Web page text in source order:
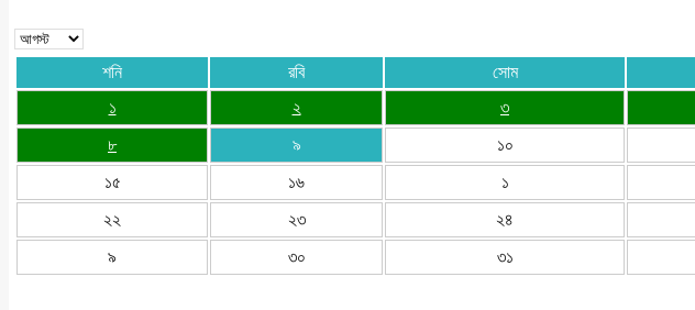
শনি রবি সোম
১
২ ৩
৮
৯ ১০
১৫
১৬ ১
২২
২৩ ২৪
৯
৩০ ৩১